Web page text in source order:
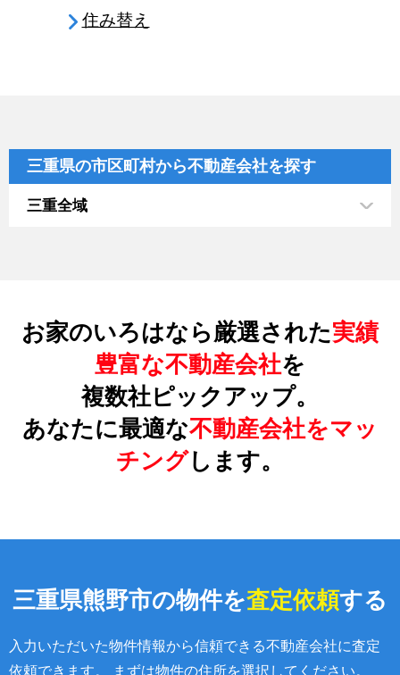
住み替え
三重県の市区町村から不動産会社を探す
三重全域
お家のいろはなら厳選された実績
豊富な不動産会社を
複数社ピックアップ。
あなたに最適な不動産会社をマッ
チングします。
三重県熊野市の物件を査定依頼する
入力いただいた物件情報から信頼できる不動産会社に査定
依頼できます。 まずは物件の住所を選択してください。